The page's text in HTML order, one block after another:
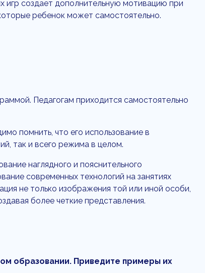
игр создает дополнительную мотивацию при
ребенок может самостоятельно.
Педагогам приходится самостоятельно
помнить, что его использование в
так и всего режима в целом.
наглядного и пояснительного
современных технологий на занятиях
не только изображения той или иной особи,
более четкие представления.
образовании. Приведите примеры их